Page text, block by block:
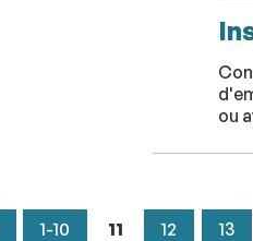
ou
1-10 11 12 13